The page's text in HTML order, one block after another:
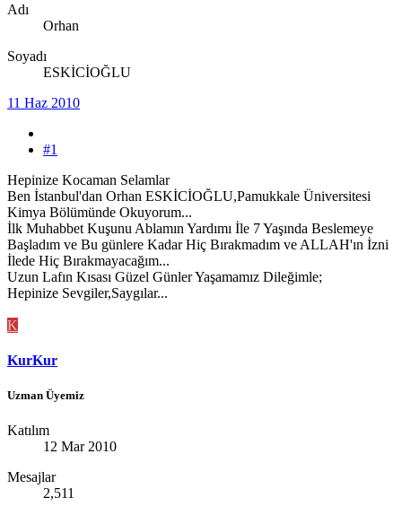
Adı
Orhan
Soyadı
ESKİCİOĞLU
11 Haz 2010
#1
Hepinize Kocaman Selamlar
Ben İstanbul'dan Orhan ESKİCİOĞLU,Pamukkale Üniversitesi
Kimya Bölümünde Okuyorum...
İlk Muhabbet Kuşunu Ablamın Yardımı İle 7 Yaşında Beslemeye
Başladım ve Bu günlere Kadar Hiç Bırakmadım ve ALLAH'ın İzni
İlede Hiç Bırakmayacağım...
Uzun Lafın Kısası Güzel Günler Yaşamamız Dileğimle;
Hepinize Sevgiler,Saygılar...
K
KurKur
Uzman Üyemiz
Katılım
12 Mar 2010
Mesajlar
2,511